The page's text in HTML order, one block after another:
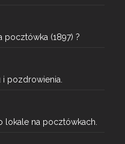
pocztówka (1897) ?
pozdrowienia.
lokale na pocztówkach.